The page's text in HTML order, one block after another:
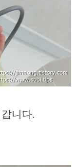
니다.